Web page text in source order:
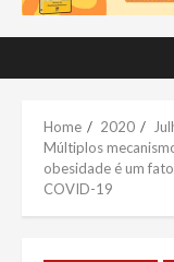
Home 2020
Múltiplos
obesidade é um
COVID-19